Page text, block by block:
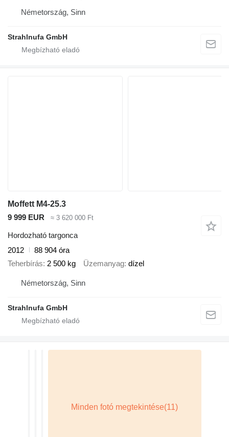
Németország, Sinn
Strahlnufa GmbH
Moffett M4-25.3
9 999 EUR
≈ 3 620 000 Ft
Hordozható targonca
2012
88 904 óra
Teherbírás 2 500 kg Üzemanyag dízel
Németország, Sinn
Strahlnufa GmbH